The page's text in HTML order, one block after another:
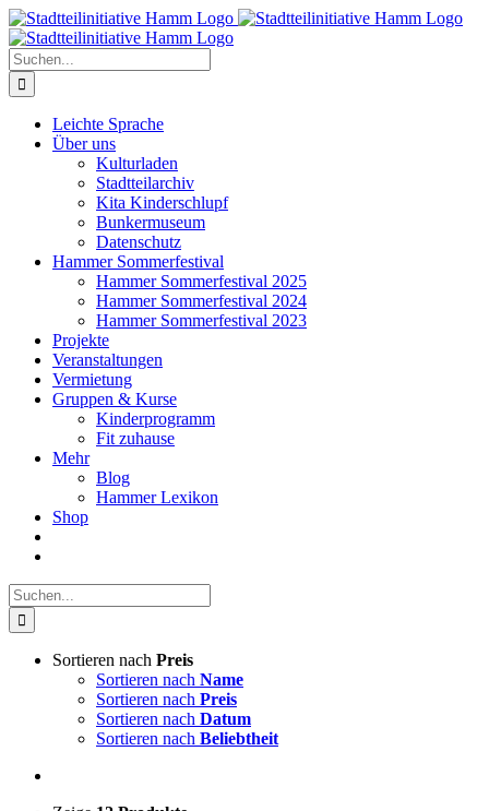
Zum
Inhalt
springen
Suche
nach:
Leichte Sprache
Über uns
Kulturladen
Stadtteilarchiv
Kita Kinderschlupf
Bunkermuseum
Datenschutz
Hammer Sommerfestival
Hammer Sommerfestival 2025
Hammer Sommerfestival 2024
Hammer Sommerfestival 2023
Projekte
Veranstaltungen
Vermietung
Gruppen & Kurse
Kinderprogramm
Fit zuhause
Mehr
Blog
Hammer Lexikon
Shop
Suche
nach:
Sortieren nach Preis
Sortieren nach Name
Sortieren nach Preis
Sortieren nach Datum
Sortieren nach Beliebtheit